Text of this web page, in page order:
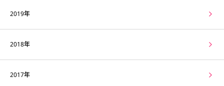
2019年
2018年
2017年